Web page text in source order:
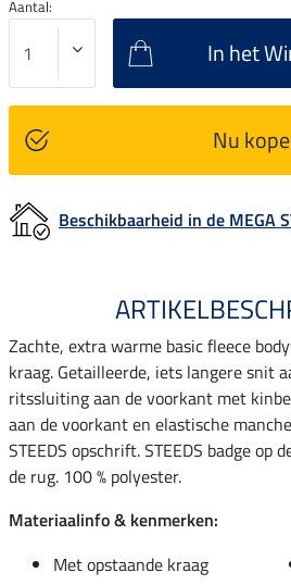
Aantal:
In het
Nu
Beschikbaarheid in de MEGA
Zachte, extra warme basic fleece
kraag. Getailleerde, iets langere snit
ritssluiting aan de voorkant met
aan de voorkant en elastische
STEEDS opschrift. STEEDS badge op
de rug. 100 % polyester.
Materiaalinfo & kenmerken:
Met opstaande kraag